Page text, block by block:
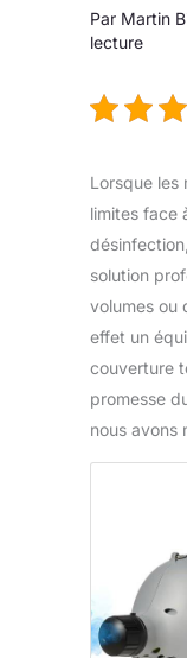
Par Martin
lecture
Lorsque les
limites face
solution
volumes ou
effet un
couverture
promesse
nous avons